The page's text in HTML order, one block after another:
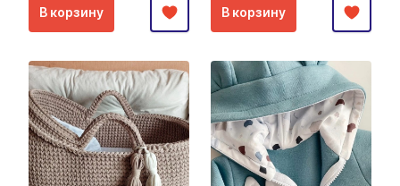
В корзину В корзину